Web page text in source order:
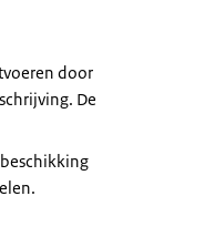
door
De